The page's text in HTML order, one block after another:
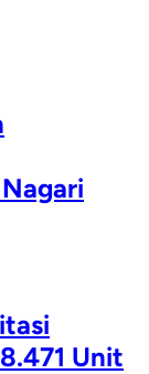
Unit